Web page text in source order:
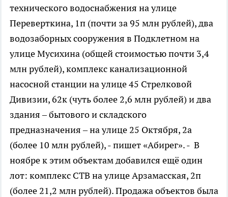
технического водоснабжения на улице
Переверткина, 1п (почти за 95 млн рублей), два
водозаборных сооружения в Подклетном на
улице Мусихина (общей стоимостью почти 3,4
млн рублей), комплекс канализационной
насосной станции на улице 45 Стрелковой
Дивизии, 62к (чуть более 2,6 млн рублей) и два
здания – бытового и складского
предназначения – на улице 25 Октября, 2а
(более 10 млн рублей), - пишет «Абирег». - В
ноябре к этим объектам добавился ещё один
лот: комплекс СТВ на улице Арзамасская, 2п
(более 21,2 млн рублей). Продажа объектов была